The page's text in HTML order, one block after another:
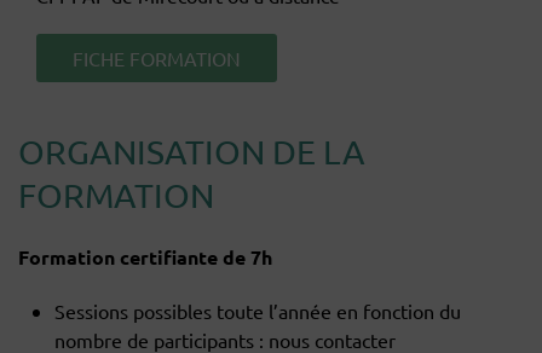
FICHE FORMATION
ORGANISATION DE LA
FORMATION
Formation certifiante de 7h
Sessions possibles toute l’année en fonction du
nombre de participants : nous contacter